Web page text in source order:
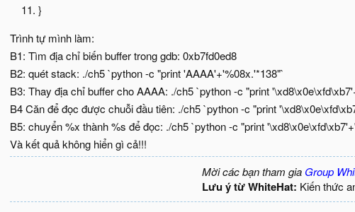
}
Trình tự mình làm:
B1: Tìm địa chỉ biến buffer trong gdb: 0xb7fd0ed8
B2: quét stack: ./ch5 `python -c "print 'AAAA'+'%08x.'*138"`
B3: Thay địa chỉ buffer cho AAAA: ./ch5 `python -c "print
B4 Căn để đọc được chuỗi đầu tiên: ./ch5 `python -c "print
B5: chuyển %x thành %s để đọc: ./ch5 `python -c "print
Và kết quả không hiển gì cả!!!
Mời các bạn tham gia Group
Lưu ý từ WhiteHat: Kiến thức